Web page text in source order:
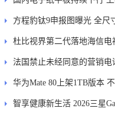
84.6%
方程豹钛9申报图曝光 全尺
发DMS
杜比视界第二代落地海信电
能迎来哪些升级？
法国禁止未经同意的营销电
进
华为Mate 80上架1TB版本
智享健康新生活 2026三星